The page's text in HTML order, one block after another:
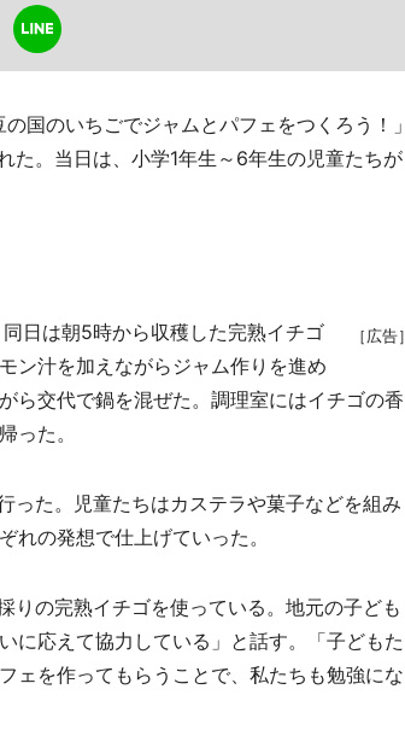
国のいちごでジャムとパフェをつくろう！」
た。当日は、小学1年生～6年生の児童たちが
［広告］
日は朝5時から収穫した完熟イチゴ
ン汁を加えながらジャム作りを進め
ら交代で鍋を混ぜた。調理室にはイチゴの香
った。
った。児童たちはカステラや菓子などを組み
の発想で仕上げていった。
の完熟イチゴを使っている。地元の子ども
に応えて協力している」と話す。「子どもた
ェを作ってもらうことで、私たちも勉強にな